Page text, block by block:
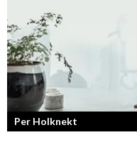
Per Holknekt